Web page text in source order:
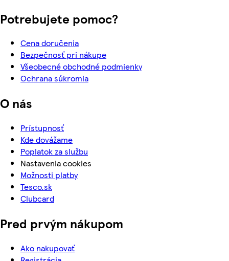
Potrebujete pomoc?
Cena doručenia
Bezpečnosť pri nákupe
Všeobecné obchodné podmienky
Ochrana súkromia
O nás
Prístupnosť
Kde dovážame
Poplatok za službu
Nastavenia cookies
Možnosti platby
Tesco.sk
Clubcard
Pred prvým nákupom
Ako nakupovať